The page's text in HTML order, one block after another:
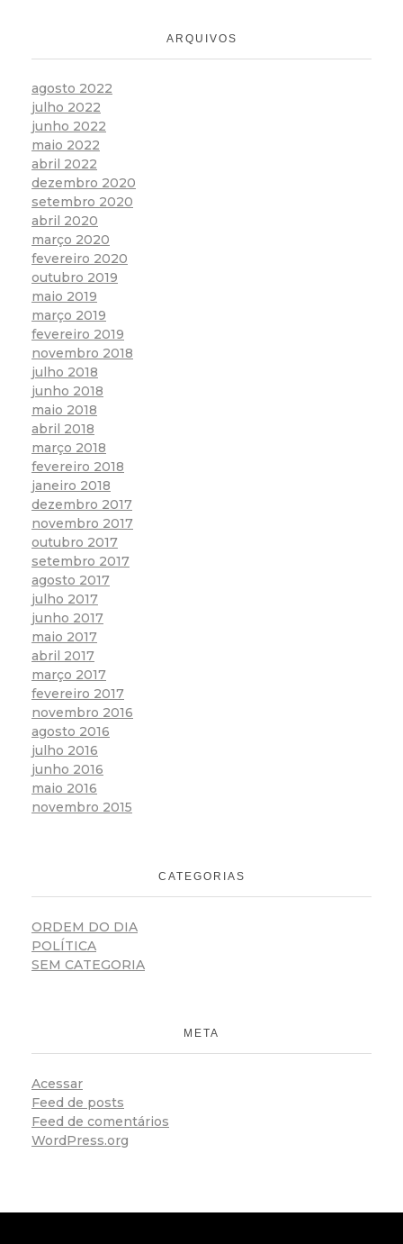
ARQUIVOS
agosto 2022
julho 2022
junho 2022
maio 2022
abril 2022
dezembro 2020
setembro 2020
abril 2020
março 2020
fevereiro 2020
outubro 2019
maio 2019
março 2019
fevereiro 2019
novembro 2018
julho 2018
junho 2018
maio 2018
abril 2018
março 2018
fevereiro 2018
janeiro 2018
dezembro 2017
novembro 2017
outubro 2017
setembro 2017
agosto 2017
julho 2017
junho 2017
maio 2017
abril 2017
março 2017
fevereiro 2017
novembro 2016
agosto 2016
julho 2016
junho 2016
maio 2016
novembro 2015
CATEGORIAS
ORDEM DO DIA
POLÍTICA
SEM CATEGORIA
META
Acessar
Feed de posts
Feed de comentários
WordPress.org